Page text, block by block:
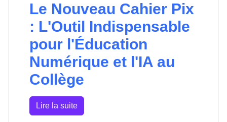
Le Nouveau Cahier Pix
: L'Outil Indispensable
pour l'Éducation
Numérique et l'IA au
Collège
Lire la suite